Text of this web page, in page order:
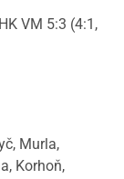
VM 5:3 (4:1,
Murla,
Korhoň,